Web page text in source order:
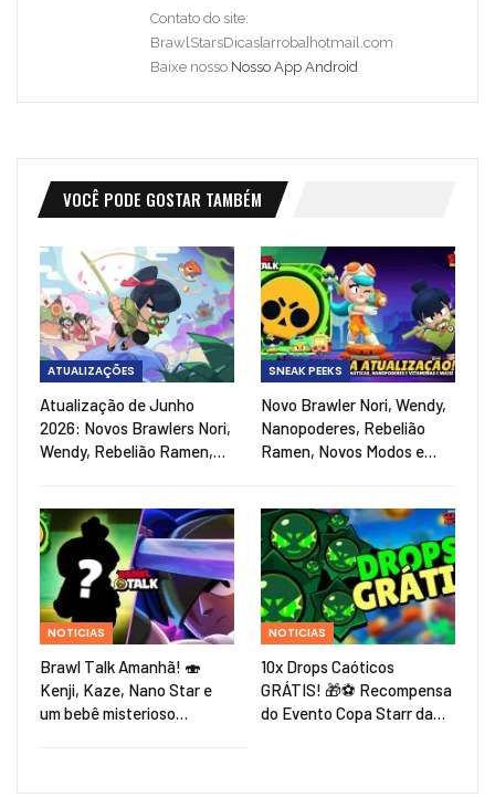
Contato do site:
BrawlStarsDicas[arroba]hotmail.com
Baixe nosso Nosso App Android
VOCÊ PODE GOSTAR TAMBÉM
ATUALIZAÇÕES
Atualização de Junho
2026: Novos Brawlers Nori,
Wendy, Rebelião Ramen,…
SNEAK PEEKS
Novo Brawler Nori, Wendy,
Nanopoderes, Rebelião
Ramen, Novos Modos e…
NOTICIAS
Brawl Talk Amanhã! 🍣
Kenji, Kaze, Nano Star e
um bebê misterioso…
NOTICIAS
10x Drops Caóticos
GRÁTIS! 🎁⚽ Recompensa
do Evento Copa Starr da…